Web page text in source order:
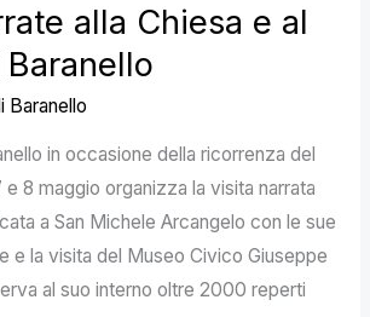
alla Chiesa e al
Baranello
in occasione della ricorrenza del
e 8 maggio organizza la visita narrata
a San Michele Arcangelo con le sue
e la visita del Museo Civico Giuseppe
al suo interno oltre 2000 reperti